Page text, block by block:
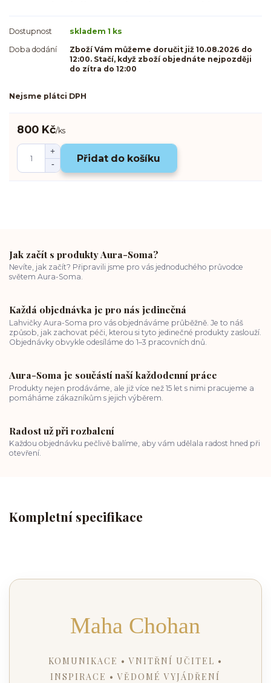
Dostupnost
skladem 1 ks
Doba dodání
Zboží Vám můžeme doručit již 10.08.2026 do
12:00. Stačí, když zboží objednáte nejpozději
do zítra do 12:00
Nejsme plátci DPH
800 Kč/ks
Přidat do košíku
Jak začít s produkty Aura-Soma?
Nevíte, jak začít? Připravili jsme pro vás jednoduchého průvodce
světem Aura-Soma.
Každá objednávka je pro nás jedinečná
Lahvičky Aura-Soma pro vás objednáváme průběžně. Je to náš
způsob, jak zachovat péči, kterou si tyto jedinečné produkty zaslouží.
Objednávky obvykle odesíláme do 1–3 pracovních dnů.
Aura-Soma je součástí naší každodenní práce
Produkty nejen prodáváme, ale již více než 15 let s nimi pracujeme a
pomáháme zákazníkům s jejich výběrem.
Radost už při rozbalení
Každou objednávku pečlivě balíme, aby vám udělala radost hned při
otevření.
Kompletní specifikace
Maha Chohan
KOMUNIKACE • VNITŘNÍ UČITEL •
INSPIRACE • VĚDOMÉ VYJÁDŘENÍ